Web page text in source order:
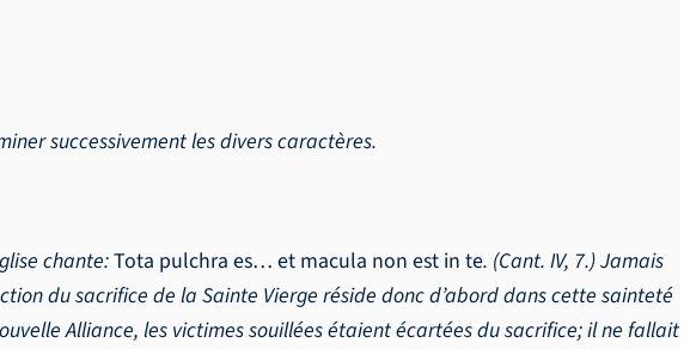
successivement les divers caractères.
chante:Tota pulchra es… et macula non est in te. (Cant. IV, 7.) Jamais
du sacrifice de la Sainte Vierge réside donc d’abord dans cette sainteté
Alliance, les victimes souillées étaient écartées du sacrifice; il ne fallait